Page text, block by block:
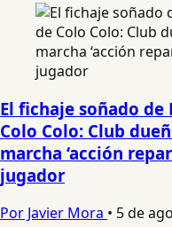
El fichaje soñado de
Colo Colo: Club
marcha ‘acción
jugador
Por Javier Mora • 5 de